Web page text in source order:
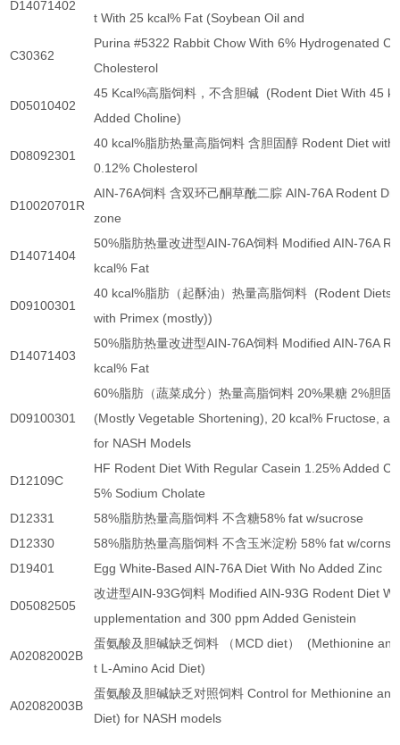
D14071402
t With 25 kcal% Fat (Soybean Oil and
C30362
Purina #5322 Rabbit Chow With 6% Hydrogenated
Cholesterol
D05010402
45 Kcal%高脂饲料，不含胆碱 (Rodent Diet With 45
Added Choline)
D08092301
40 kcal%脂肪热量高脂饲料 含胆固醇 Rodent Diet
0.12% Cholesterol
D10020701R
AIN-76A饲料 含双环己酮草酰二腙 AIN-76A Rodent
zone
D14071404
50%脂肪热量改进型AIN-76A饲料 Modified AIN-76A
kcal% Fat
D09100301
40 kcal%脂肪（起酥油）热量高脂饲料 (Rodent Diets
with Primex (mostly))
D14071403
50%脂肪热量改进型AIN-76A饲料 Modified AIN-76A
kcal% Fat
D09100301
60%脂肪（蔬菜成分）热量高脂饲料 20%果糖 2%胆固
(Mostly Vegetable Shortening), 20 kcal% Fructose,
for NASH Models
D12109C
HF Rodent Diet With Regular Casein 1.25% Added
5% Sodium Cholate
D12331
58%脂肪热量高脂饲料 不含糖58% fat w/sucrose
D12330
58%脂肪热量高脂饲料 不含玉米淀粉 58% fat w/
D19401
Egg White-Based AIN-76A Diet With No Added Zinc
D05082505
改进型AIN-93G饲料 Modified AIN-93G Rodent Diet
upplementation and 300 ppm Added Genistein
A02082002B
蛋氨酸及胆碱缺乏饲料 （MCD diet） (Methionine
t L-Amino Acid Diet)
A02082003B
蛋氨酸及胆碱缺乏对照饲料 Control for Methionine
Diet) for NASH models